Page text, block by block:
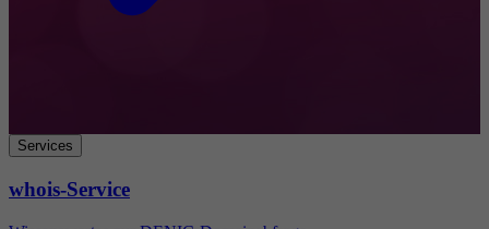
Services
whois-Service